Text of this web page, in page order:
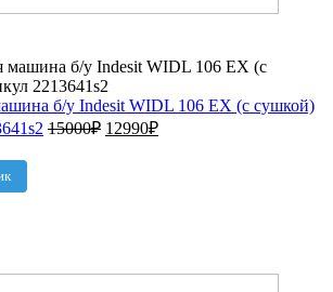
б/у Indesit WIDL 106 EX (с сушкой)
15000₽ 12990₽